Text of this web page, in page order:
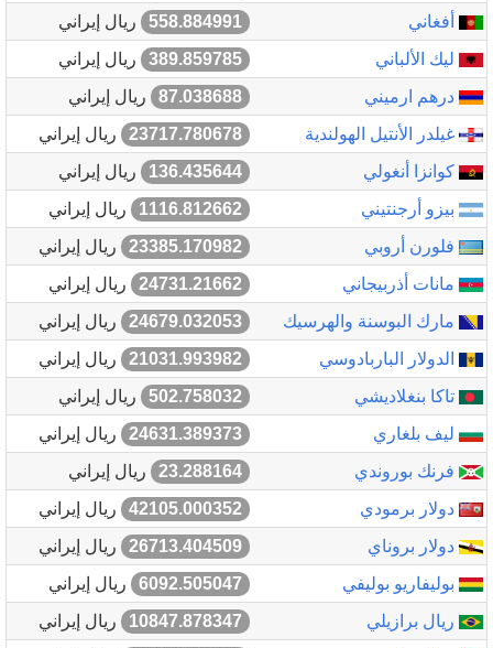
أفغاني
558.884991
ريال إيراني
ليك الألباني
389.859785
ريال إيراني
درهم ارميني
87.038688
ريال إيراني
غيلدر الأنتيل الهولندية
23717.780678
ريال إيراني
كوانزا أنغولي
136.435644
ريال إيراني
بيزو أرجنتيني
1116.812662
ريال إيراني
فلورن أروبي
23385.170982
ريال إيراني
مانات أذربيجاني
24731.21662
ريال إيراني
مارك البوسنة والهرسيك
24679.032053
ريال إيراني
الدولار الباربادوسي
21031.993982
ريال إيراني
تاكا بنغلاديشي
502.758032
ريال إيراني
ليف بلغاري
24631.389373
ريال إيراني
فرنك بوروندي
23.288164
ريال إيراني
دولار برمودي
42105.000352
ريال إيراني
دولار بروناي
26713.404509
ريال إيراني
بوليفاريو بوليفي
6092.505047
ريال إيراني
ريال برازيلي
10847.878347
ريال إيراني